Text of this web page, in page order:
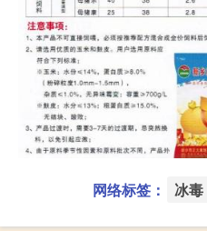
网络标签： 冰毒